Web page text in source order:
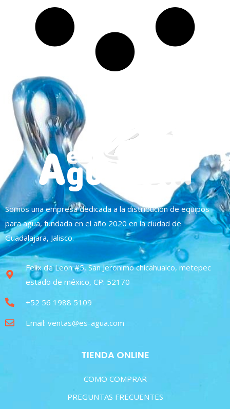
Somos una empresa dedicada a la distribución de equipos
para agua, fundada en el año 2020 en la ciudad de
Guadalajara, Jalisco.
Felix de Leon #5, San Jeronimo chicahualco, metepec
estado de méxico, CP: 52170
+52 56 1988 5109
Email: ventas@es-agua.com
TIENDA ONLINE
COMO COMPRAR
PREGUNTAS FRECUENTES